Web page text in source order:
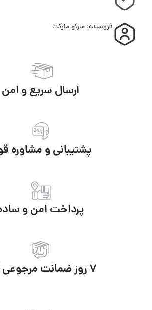
فروشنده: مارکو مارکت
ارسال سریع و امن
پشتیبانی و مشاوره
پرداخت امن و
7 روز ضمانت مرجوعی کالا